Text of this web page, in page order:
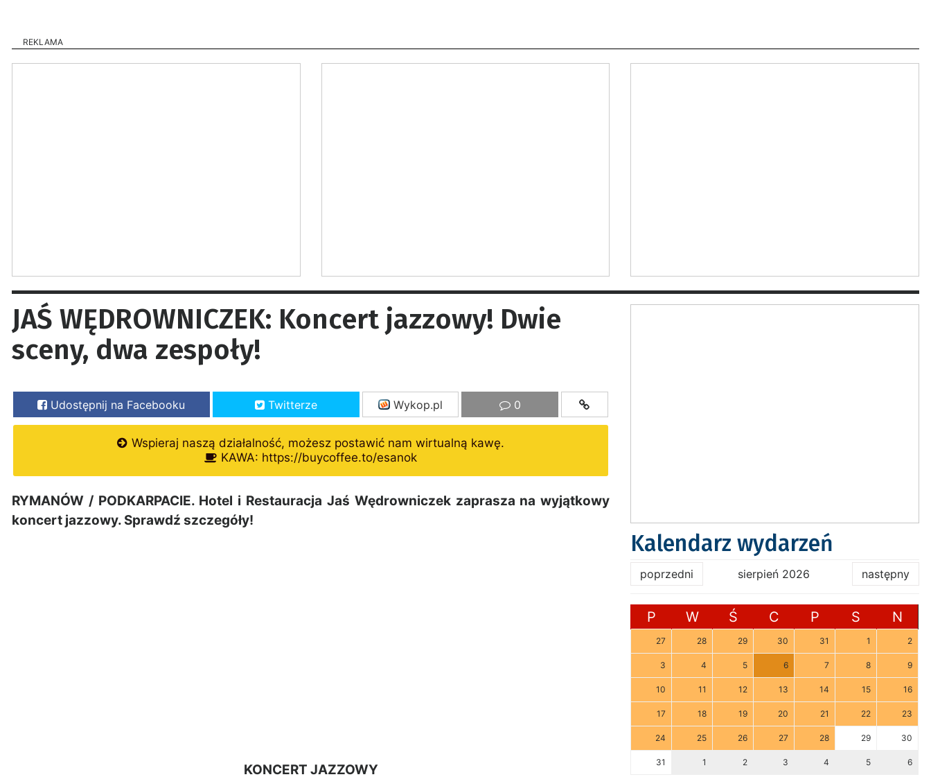
REKLAMA
JAŚ WĘDROWNICZEK: Koncert jazzowy! Dwie
sceny, dwa zespoły!
Udostępnij na Facebooku Twitterze Wykop.pl 0
Wspieraj naszą działalność, możesz postawić nam wirtualną kawę.
KAWA: https://buycoffee.to/esanok
RYMANÓW / PODKARPACIE. Hotel i Restauracja Jaś Wędrowniczek zaprasza na wyjątkowy
koncert jazzowy. Sprawdź szczegóły!
KONCERT JAZZOWY
Kalendarz wydarzeń
poprzedni sierpień 2026 następny
P W Ś C P S N
27 28 29 30 31 1 2
3 4 5 6 7 8 9
10 11 12 13 14 15 16
17 18 19 20 21 22 23
24 25 26 27 28 29 30
31 1 2 3 4 5 6